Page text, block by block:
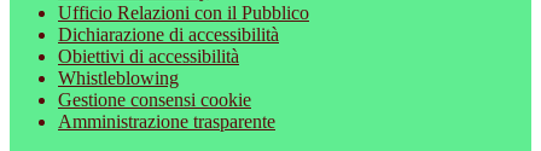
Ufficio Relazioni con il Pubblico
Dichiarazione di accessibilità
Obiettivi di accessibilità
Whistleblowing
Gestione consensi cookie
Amministrazione trasparente